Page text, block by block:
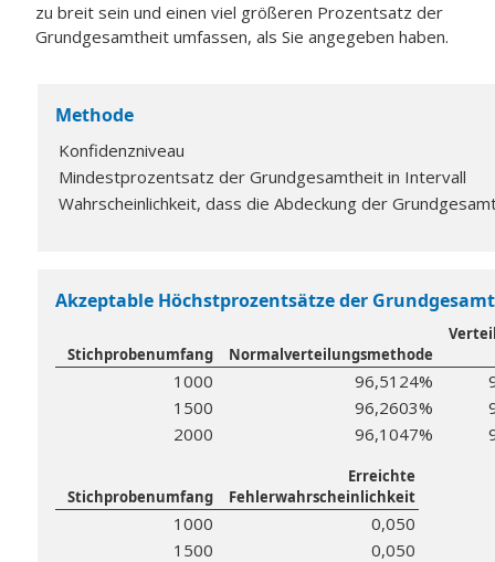
zu breit sein und einen viel größeren Prozentsatz der
Grundgesamtheit umfassen, als Sie angegeben haben.
Methode
Konfidenzniveau
Mindestprozentsatz der Grundgesamtheit in Intervall
Wahrscheinlichkeit, dass die Abdeckung der
Akzeptable Höchstprozentsätze der
Stichprobenumfang Normalverteilungsmethode
1000 96,5124%
1500
96,2603%
2000
96,1047%
Stichprobenumfang
Erreichte
Fehlerwahrscheinlichkeit
1000
0,050
1500
0,050